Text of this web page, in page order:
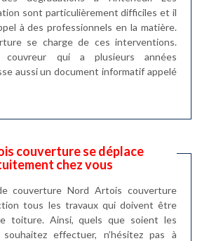
sont particulièrement difficiles et il
à des professionnels en la matière.
se charge de ces interventions.
qui a plusieurs années
aussi un document informatif appelé
couverture se déplace
chez vous
couverture Nord Artois couverture
tous les travaux qui doivent être
toiture. Ainsi, quels que soient les
effectuer, n’hésitez pas à